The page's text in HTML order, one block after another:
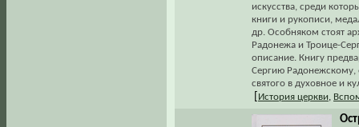
искусства, среди
книги и рукописи,
др. Особняком стоят
Радонежа и Троице-
описание. Книгу
Сергию Радонежскому,
святого в духовное и
История церкви